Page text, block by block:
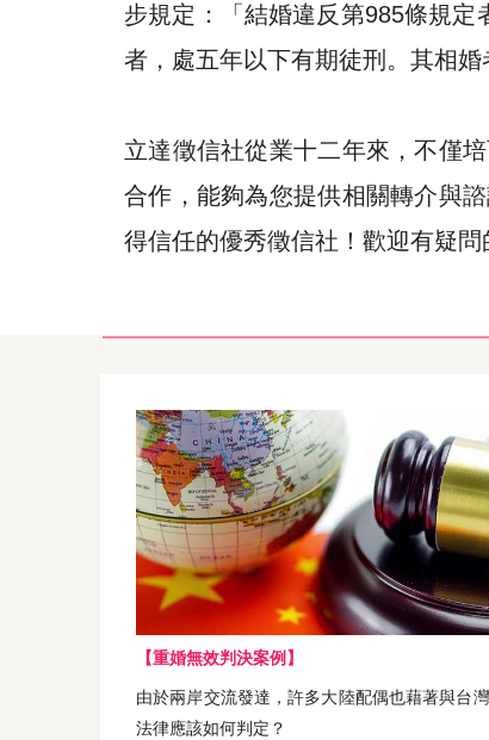
步規定：「結婚違反第985條規
者，處五年以下有期徒刑。其相婚
立達徵信社從業十二年來，不僅
合作，能夠為您提供相關轉介與
得信任的優秀徵信社！歡迎有疑
【重婚無效判決案例】
由於兩岸交流發達，許多大陸配偶也藉著與台
法律應該如何判定？